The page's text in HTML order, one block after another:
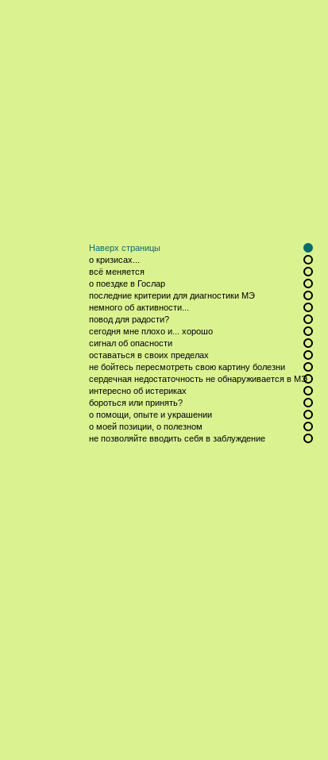
Наверх страницы
о кризисах...
всё меняется
о поездке в Гослар
последние критерии для диагностики МЭ
немного об активности...
повод для радости?
сегодня мне плохо и... хорошо
сигнал об опасности
оставаться в своих пределах
не бойтесь пересмотреть свою картину болезни
сердечная недостаточность не обнаруживается в МЭ
интересно об истериках
бороться или принять?
о помощи, опыте и украшении
о моей позиции, о полезном
не позволяйте вводить себя в заблуждение